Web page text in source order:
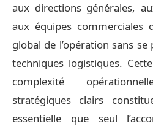
aux directions générales,
aux équipes commerciales
global de l’opération sans
techniques logistiques.
complexité
stratégiques clairs
essentielle que seul